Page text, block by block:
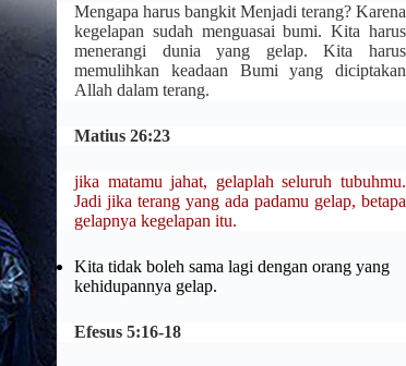
Mengapa harus bangkit Menjadi terang? Karena
kegelapan sudah menguasai bumi. Kita harus
menerangi dunia yang gelap. Kita harus
memulihkan keadaan Bumi yang diciptakan
Allah dalam terang.
Matius 26:23
jika matamu jahat, gelaplah seluruh tubuhmu.
Jadi jika terang yang ada padamu gelap, betapa
gelapnya kegelapan itu.
Kita tidak boleh sama lagi dengan orang yang
kehidupannya gelap.
Efesus 5:16-18